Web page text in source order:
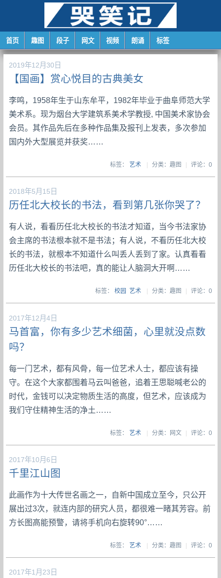
首页 趣图 段子 网文 视频 朗诵 标签
2019年12月30日
【国画】赏心悦目的古典美女
李鸣，1958年生于山东牟平，1982年毕业于曲阜师范大学
美术系。现为烟台大学建筑系美术学教授, 中国美术家协会
会员。其作品先后在多种作品集及报刊上发表，多次参加
国内外大型展览并获奖……
标签： 艺术 | 分类：趣图 | 评论：0
2018年5月15日
历任北大校长的书法，看到第几张你哭了？
有人说，看看历任北大校长的书法才知道，当今书法家协
会主席的书法根本就不是书法；有人说，不看历任北大校
长的书法，就根本不知道什么叫丢人丢到了家。认真看看
历任北大校长的书法吧，真的能让人脑洞大开啊……
标签： 校园 艺术 分类：趣图 评论：0
2017年12月4日
马首富，你有多少艺术细菌，心里就没点数
吗？
每一门艺术，都有风骨，每一位艺术人士，都应该有操
守。在这个大家都围着马云叫爸爸，追着王思聪喊老公的
时代，金钱可以决定物质生活的高度，但艺术，应该成为
我们守住精神生活的净土……
标签： 艺术 | 分类：网文| 评论：0
2017年10月6日
千里江山图
此画作为十大传世名画之一，自新中国成立至今，只公开
展出过3次，就连内部的研究人员，都很难一睹其芳容。前
方长图高能预警，请将手机向右旋转90°……
标签： 艺术 | 分类：趣图 | 评论：0
2017年1月23日